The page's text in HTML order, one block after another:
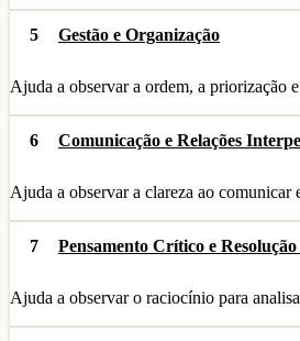
5 Gestão e Organização
Ajuda a observar a ordem, a priorização
6 Comunicação e Relações
Ajuda a observar a clareza ao comunicar
7 Pensamento Crítico e
Ajuda a observar o raciocínio para